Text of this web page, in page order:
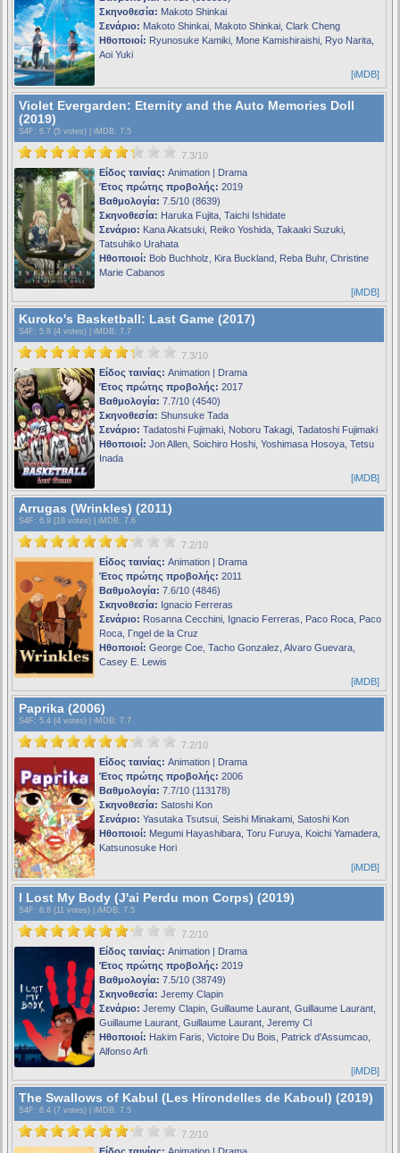
Σκηνοθεσία: Makoto Shinkai
Σενάριο: Makoto Shinkai, Makoto Shinkai, Clark Cheng
Ηθοποιοί: Ryunosuke Kamiki, Mone Kamishiraishi, Ryo Narita,
Aoi Yuki
[iMDB]
Violet Evergarden: Eternity and the Auto Memories Doll
(2019)
S4F : 6.7 (5 votes) | iMDB: 7.5
7.3/10
Είδος ταινίας: Animation | Drama
Έτος πρώτης προβολής: 2019
Βαθμολογία: 7.5/10 (8639)
Σκηνοθεσία: Haruka Fujita, Taichi Ishidate
Σενάριο: Kana Akatsuki, Reiko Yoshida, Takaaki Suzuki,
Tatsuhiko Urahata
Ηθοποιοί: Bob Buchholz, Kira Buckland, Reba Buhr, Christine
Marie Cabanos
[iMDB]
Kuroko's Basketball: Last Game (2017)
S4F : 5.8 (4 votes) | iMDB: 7.7
7.3/10
Είδος ταινίας: Animation | Drama
Έτος πρώτης προβολής: 2017
Βαθμολογία: 7.7/10 (4540)
Σκηνοθεσία: Shunsuke Tada
Σενάριο: Tadatoshi Fujimaki, Noboru Takagi, Tadatoshi Fujimaki
Ηθοποιοί: Jon Allen, Soichiro Hoshi, Yoshimasa Hosoya, Tetsu
Inada
[iMDB]
Arrugas (Wrinkles) (2011)
S4F : 6.9 (18 votes) | iMDB: 7.6
7.2/10
Είδος ταινίας: Animation | Drama
Έτος πρώτης προβολής: 2011
Βαθμολογία: 7.6/10 (4846)
Σκηνοθεσία: Ignacio Ferreras
Σενάριο: Rosanna Cecchini, Ignacio Ferreras, Paco Roca, Paco
Roca, Γngel de la Cruz
Ηθοποιοί: George Coe, Tacho Gonzalez, Alvaro Guevara,
Casey E. Lewis
[iMDB]
Paprika (2006)
S4F : 5.4 (4 votes) | iMDB: 7.7
7.2/10
Είδος ταινίας: Animation | Drama
Έτος πρώτης προβολής: 2006
Βαθμολογία: 7.7/10 (113178)
Σκηνοθεσία: Satoshi Kon
Σενάριο: Yasutaka Tsutsui, Seishi Minakami, Satoshi Kon
Ηθοποιοί: Megumi Hayashibara, Toru Furuya, Koichi Yamadera,
Katsunosuke Hori
[iMDB]
I Lost My Body (J'ai Perdu mon Corps) (2019)
S4F : 6.8 (11 votes) | iMDB: 7.5
7.2/10
Είδος ταινίας: Animation | Drama
Έτος πρώτης προβολής: 2019
Βαθμολογία: 7.5/10 (38749)
Σκηνοθεσία: Jeremy Clapin
Σενάριο: Jeremy Clapin, Guillaume Laurant, Guillaume Laurant,
Guillaume Laurant, Guillaume Laurant, Jeremy Cl
Ηθοποιοί: Hakim Faris, Victoire Du Bois, Patrick d'Assumcao,
Alfonso Arfi
[iMDB]
The Swallows of Kabul (Les Hirondelles de Kaboul) (2019)
S4F : 6.4 (7 votes) | iMDB: 7.5
7.2/10